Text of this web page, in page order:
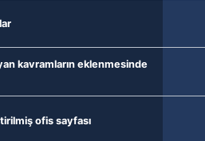
kavramların eklenmesinde
ofis sayfası